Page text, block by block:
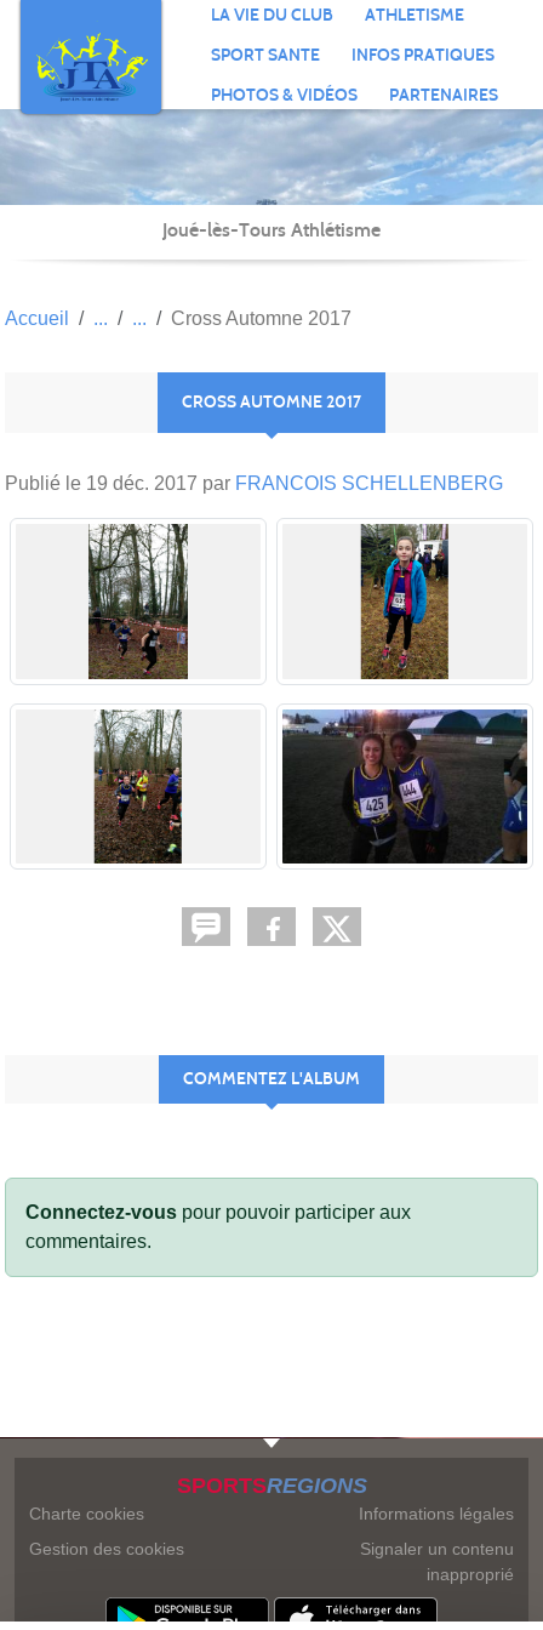
LA VIE DU CLUB
ATHLETISME
SPORT SANTE
INFOS PRATIQUES
PHOTOS & VIDÉOS
PARTENAIRES
Joué-lès-Tours Athlétisme
Accueil Cross Automne 2017
CROSS AUTOMNE 2017
Publié le 19 déc. 2017 par FRANCOIS SCHELLENBERG
COMMENTEZ L'ALBUM
Connectez-vous pour pouvoir participer aux
commentaires.
SPORTSREGIONS
Charte cookies
Gestion des cookies
Informations légales
Signaler un contenu
inapproprié
Panneau de gestion des cookies